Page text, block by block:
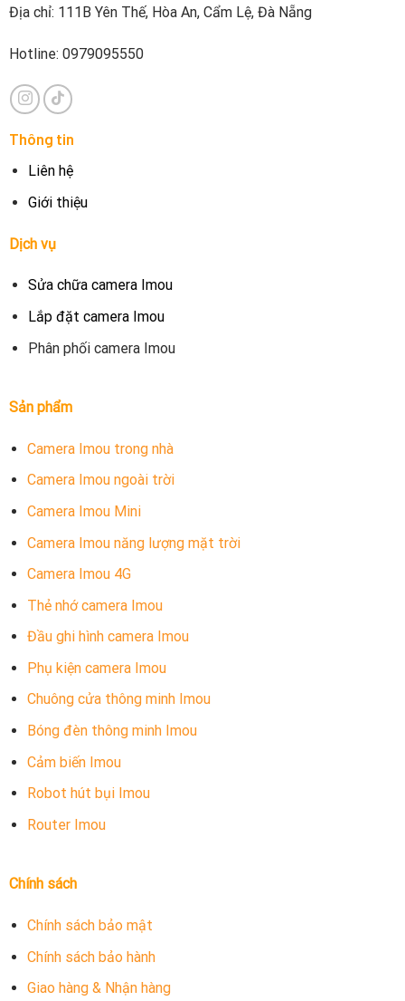
Địa chỉ: 111B Yên Thế, Hòa An, Cẩm Lệ, Đà Nẵng
Hotline: 0979095550
Thông tin
Liên hệ
Giới thiệu
Dịch vụ
Sửa chữa camera Imou
Lắp đặt camera Imou
Phân phối camera Imou
Sản phẩm
Camera Imou trong nhà
Camera Imou ngoài trời
Camera Imou Mini
Camera Imou năng lượng mặt trời
Camera Imou 4G
Thẻ nhớ camera Imou
Đầu ghi hình camera Imou
Phụ kiện camera Imou
Chuông cửa thông minh Imou
Bóng đèn thông minh Imou
Cảm biến Imou
Robot hút bụi Imou
Router Imou
Chính sách
Chính sách bảo mật
Chính sách bảo hành
Giao hàng & Nhận hàng